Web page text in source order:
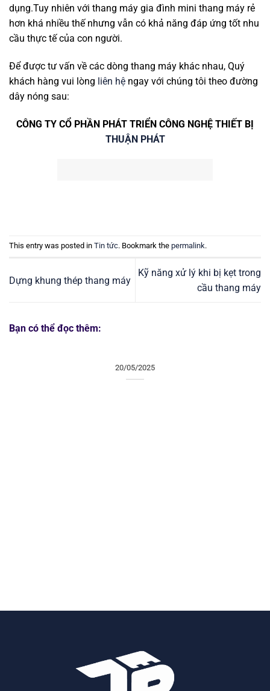
dụng.Tuy nhiên với thang máy gia đình mini thang máy rẻ
hơn khá nhiều thế nhưng vẫn có khả năng đáp ứng tốt nhu
cầu thực tế của con người.
Để được tư vấn về các dòng thang máy khác nhau, Quý
khách hàng vui lòng liên hệ ngay với chúng tôi theo đường
dây nóng sau:
CÔNG TY CỔ PHẦN PHÁT TRIỂN CÔNG NGHỆ THIẾT BỊ
THUẬN PHÁT
This entry was posted in Tin tức. Bookmark the permalink.
Dựng khung thép thang máy
Kỹ năng xử lý khi bị kẹt trong
cầu thang máy
Bạn có thể đọc thêm:
20/05/2025